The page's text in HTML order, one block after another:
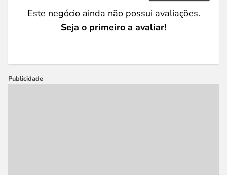
Este negócio ainda não possui avaliações.
Seja o primeiro a avaliar!
Publicidade